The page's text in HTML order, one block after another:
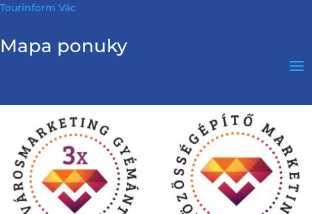
Tourinform Vác
Mapa ponuky